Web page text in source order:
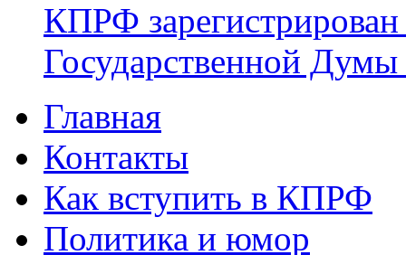
КПРФ
Государственной
Главное меню
Главная
Контакты
Как вступить в КПРФ
Политика и юмор